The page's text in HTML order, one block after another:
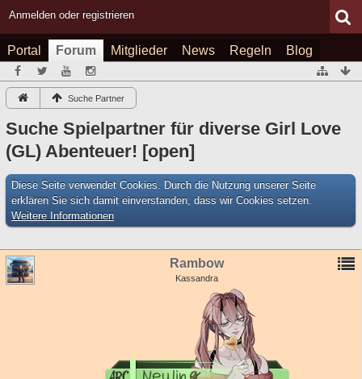
Anmelden oder registrieren
Portal Forum Mitglieder News Regeln Blog
Suche Partner
Suche Spielpartner für diverse Girl Love
(GL) Abenteuer! [open]
Diese Seite verwendet Cookies. Durch die Nutzung unserer Seite
erklären Sie sich damit einverstanden, dass wir Cookies setzen.
Weitere Informationen
Rambow
Kassandra